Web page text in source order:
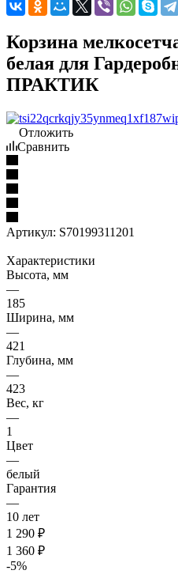
Корзина
белая для
ПРАКТИК
Отложить
Сравнить
Артикул: S70199311201
Характеристики
Высота, мм
—
185
Ширина, мм
—
421
Глубина, мм
—
423
Вес, кг
—
1
Цвет
—
белый
Гарантия
—
10 лет
1 290 ₽
1 360 ₽
-5%